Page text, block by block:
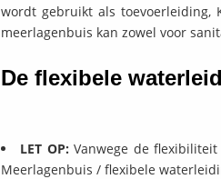
wordt gebruikt als
meerlagenbuis kan zowel voor
De flexibele
LET OP:Vanwege de
Meerlagenbuis / flexibele